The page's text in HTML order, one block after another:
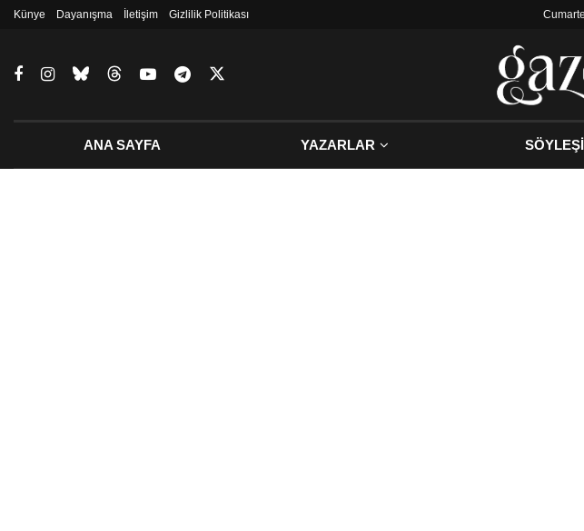
Künye Dayanışma İletişim Gizlilik Politikası
ANA SAYFA YAZARLAR SÖYLEŞİ